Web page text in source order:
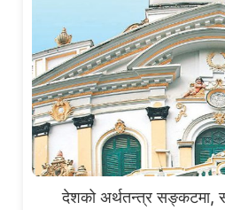
देशको अर्थतन्त्र